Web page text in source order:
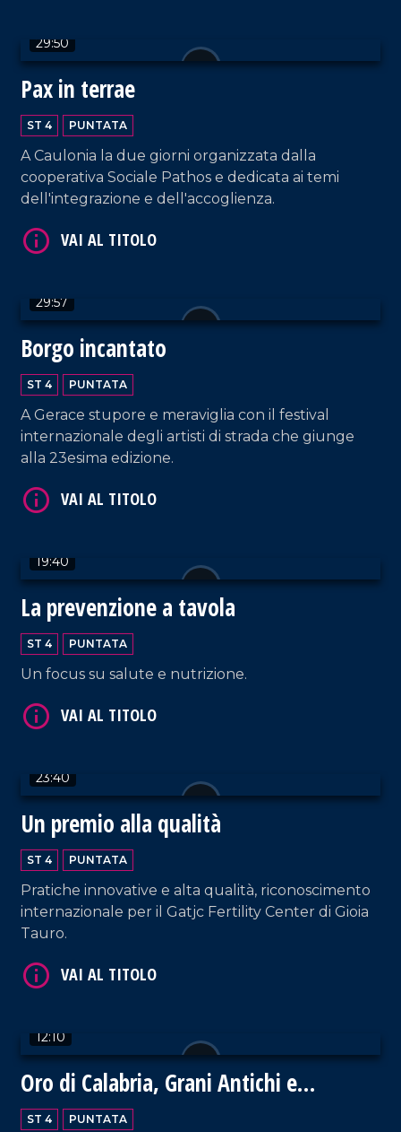
29:50
Pax in terrae
ST 4 PUNTATA
A Caulonia la due giorni organizzata dalla
cooperativa Sociale Pathos e dedicata ai temi
dell'integrazione e dell'accoglienza.
29:57
Borgo incantato
ST 4 PUNTATA
A Gerace stupore e meraviglia con il festival
internazionale degli artisti di strada che giunge
alla 23esima edizione.
19:40
La prevenzione a tavola
ST 4 PUNTATA
Un focus su salute e nutrizione.
23:40
Un premio alla qualità
ST 4 PUNTATA
Pratiche innovative e alta qualità, riconoscimento
internazionale per il Gatjc Fertility Center di Gioia
Tauro.
12:10
Oro di Calabria, Grani Antichi e
Biodiversità
ST 4 PUNTATA
VAI AL TITOLO
VAI AL TITOLO
VAI AL TITOLO
VAI AL TITOLO